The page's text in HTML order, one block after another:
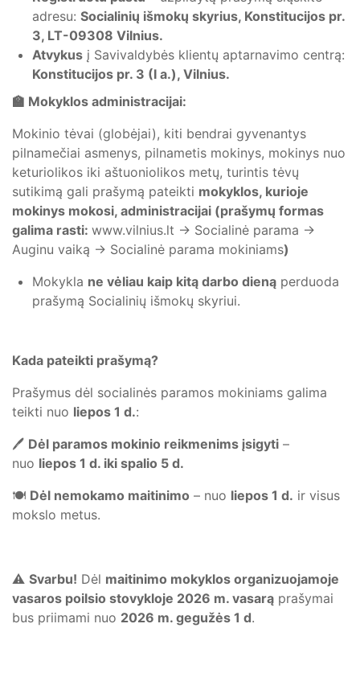
adresu: Socialinių išmokų skyrius, Konstitucijos pr.
3, LT-09308 Vilnius.
Atvykus į Savivaldybės klientų aptarnavimo centrą:
Konstitucijos pr. 3 (I a.), Vilnius.
🏫 Mokyklos administracijai:
Mokinio tėvai (globėjai), kiti bendrai gyvenantys
pilnamečiai asmenys, pilnametis mokinys, mokinys nuo
keturiolikos iki aštuoniolikos metų, turintis tėvų
sutikimą gali prašymą pateikti mokyklos, kurioje
mokinys mokosi, administracijai (prašymų formas
galima rasti: www.vilnius.lt -> Socialinė parama ->
Auginu vaiką -> Socialinė parama mokiniams)
Mokykla ne vėliau kaip kitą darbo dieną perduoda
prašymą Socialinių išmokų skyriui.
Kada pateikti prašymą?
Prašymus dėl socialinės paramos mokiniams galima
teikti nuo liepos 1 d.:
🖊️ Dėl paramos mokinio reikmenims įsigyti –
nuo liepos 1 d. iki spalio 5 d.
🍽️ Dėl nemokamo maitinimo – nuo liepos 1 d. ir visus
mokslo metus.
⚠️ Svarbu! Dėl maitinimo mokyklos organizuojamoje
vasaros poilsio stovykloje 2026 m. vasarą prašymai
bus priimami nuo 2026 m. gegužės 1 d.